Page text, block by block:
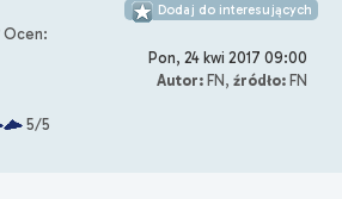
Ocen:
5/5
Dodaj do interesujących
Pon, 24 kwi 2017 09:00
Autor: FN, źródło: FN